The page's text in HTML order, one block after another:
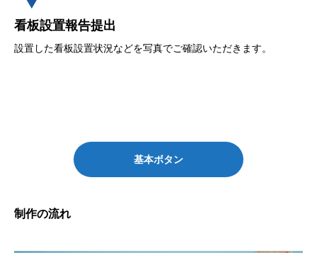
看板設置報告提出
設置した看板設置状況などを写真でご確認いただきます。
基本ボタン
制作の流れ